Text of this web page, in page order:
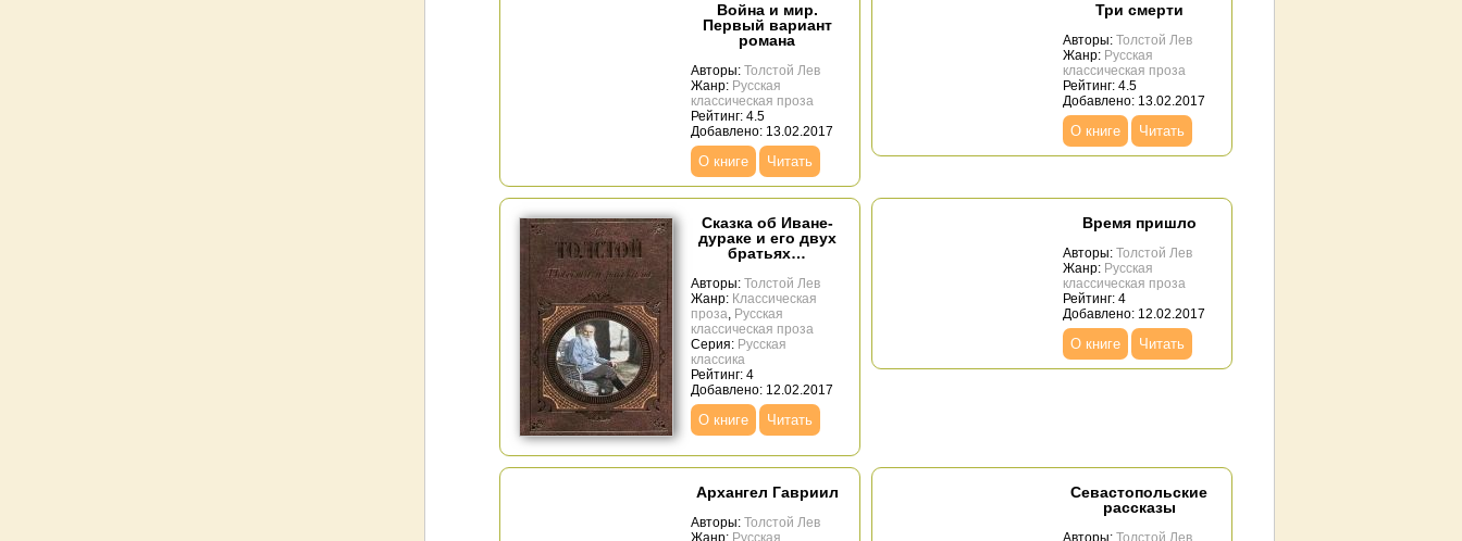
Война и мир.
Первый вариант
романа
Авторы: Толстой Лев
Жанр: Русская
классическая проза
Рейтинг: 4.5
Добавлено: 13.02.2017
О книге Читать
Три смерти
Авторы: Толстой Лев
Жанр: Русская
классическая проза
Рейтинг: 4.5
Добавлено: 13.02.2017
О книге Читать
Сказка об Иване-
дураке и его двух
братьях…
Авторы: Толстой Лев
Жанр: Классическая
проза, Русская
классическая проза
Серия: Русская
классика
Рейтинг: 4
Добавлено: 12.02.2017
О книге Читать
Время пришло
Авторы: Толстой Лев
Жанр: Русская
классическая проза
Рейтинг: 4
Добавлено: 12.02.2017
О книге Читать
Архангел Гавриил
Авторы: Толстой Лев
Жанр: Русская
Севастопольские
рассказы
Авторы: Толстой Лев